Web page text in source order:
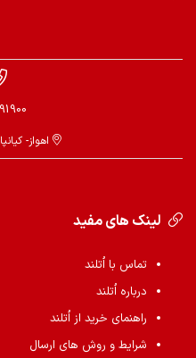
اهواز-
لینک های مفید
تماس با اُتلند
درباره اُتلند
راهنمای خرید از اُتلند
شرایط و روش های ارسال